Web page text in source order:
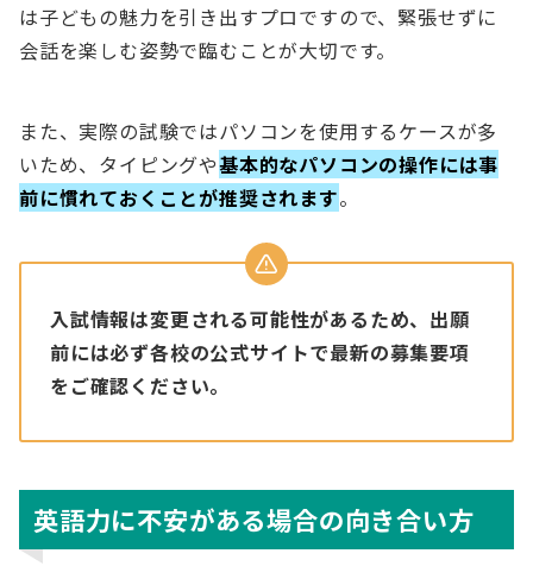
は子どもの魅力を引き出すプロですので、緊張せずに
会話を楽しむ姿勢で臨むことが大切です。
また、実際の試験ではパソコンを使用するケースが多
いため、タイピングや基本的なパソコンの操作には事
前に慣れておくことが推奨されます。
入試情報は変更される可能性があるため、出願
前には必ず各校の公式サイトで最新の募集要項
をご確認ください。
英語力に不安がある場合の向き合い方